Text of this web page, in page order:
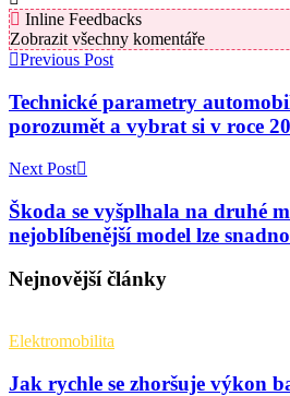
Inline Feedbacks
Zobrazit všechny komentáře
Previous Post
Technické parametry
porozumět a vybrat si v roce
Next Post
Škoda se vyšplhala na druhé
nejoblíbenější model lze
Nejnovější články
Elektromobilita
Jak rychle se zhoršuje výkon